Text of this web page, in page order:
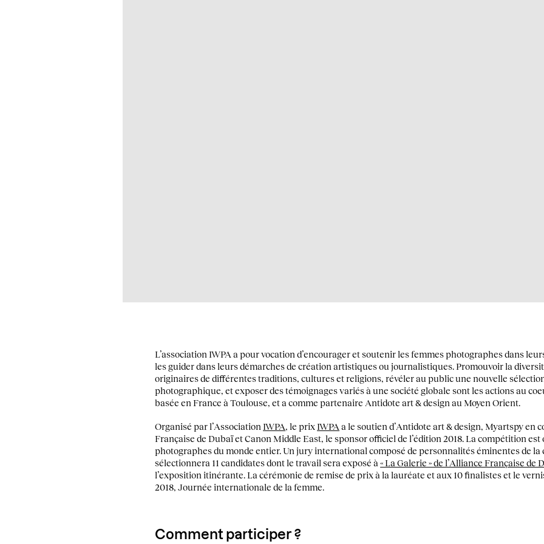
L’association IWPA a pour vocation d’encourager et soutenir les femmes photographes dans
les guider dans leurs démarches de création artistiques ou journalistiques. Promouvoir la
originaires de différentes traditions, cultures et religions, révéler au public une nouvelle
photographique, et exposer des témoignages variés à une société globale sont les actions au
basée en France à Toulouse, et a comme partenaire Antidote art & design au Moyen Orient.
Organisé par l’AssociationIWPA, le prixIWPA a le soutien d’Antidote art & design, Myartspy en
Française de Dubaï et Canon Middle East, le sponsor officiel de l’édition 2018. La compétition
photographes du monde entier. Un jury international composé de personnalités éminentes de
sélectionnera 11 candidates dont le travail sera exposé à« La Galerie » de l’Alliance Française de
l’exposition itinérante. La cérémonie de remise de prix à la lauréate et aux 10 finalistes et le
2018, Journée internationale de la femme.
Comment participer ?